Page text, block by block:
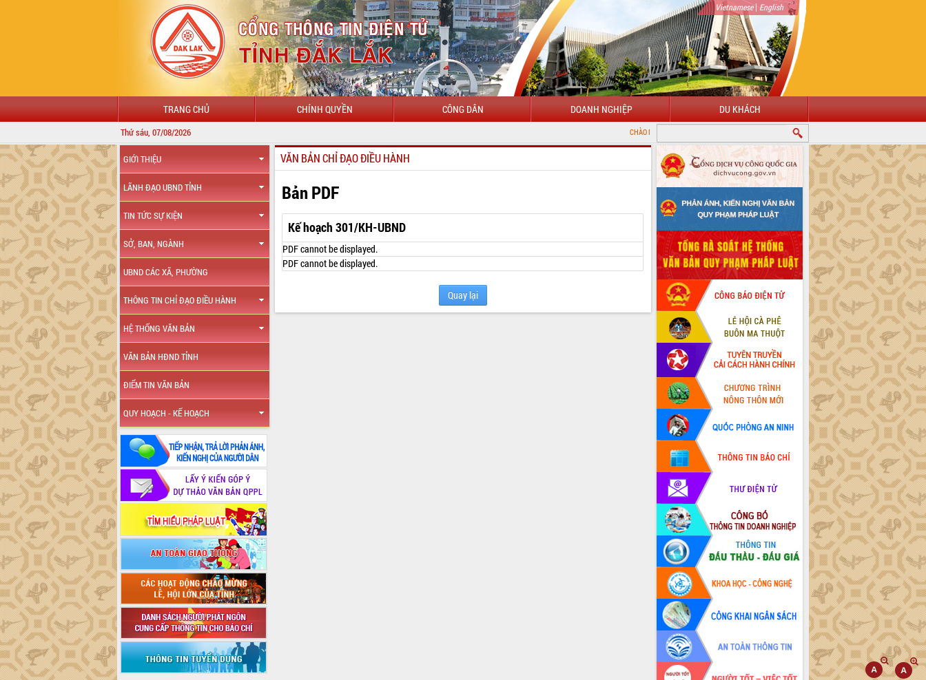
Vietnamese| English
TRANG CHỦ CHÍNH QUYỀN CÔNG DÂN DOANH NGHIỆP DU KHÁCH
Thứ sáu, 07/08/2026 CHÀO MỪNG ĐẾN VỚI CỔNG THÔNG TIN ĐIỆN TỬ TỈNH ĐẮK LẮK
GIỚI THIỆU
LÃNH ĐẠO UBND TỈNH
TIN TỨC SỰ KIỆN
SỞ, BAN, NGÀNH
UBND CÁC XÃ, PHƯỜNG
THÔNG TIN CHỈ ĐẠO ĐIỀU HÀNH
HỆ THỐNG VĂN BẢN
VĂN BẢN HĐND TỈNH
ĐIỂM TIN VĂN BẢN
QUY HOẠCH - KẾ HOẠCH
VĂN BẢN CHỈ ĐẠO ĐIỀU HÀNH
Bản PDF
Kế hoạch 301/KH-UBND
PDF cannot be displayed.
PDF cannot be displayed.
Quay lại